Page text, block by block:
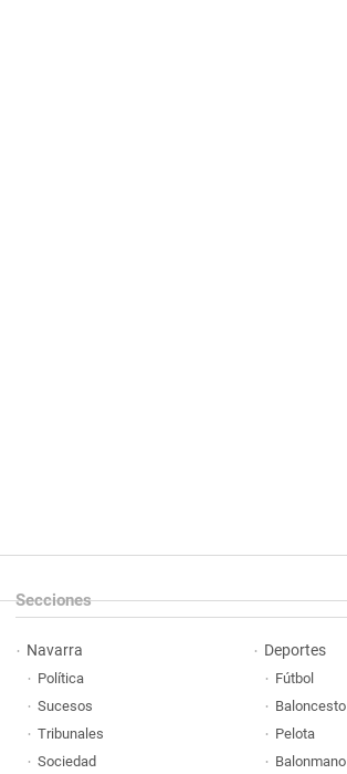
Secciones
Navarra
Política
Sucesos
Tribunales
Sociedad
Deportes
Fútbol
Baloncesto
Pelota
Balonmano